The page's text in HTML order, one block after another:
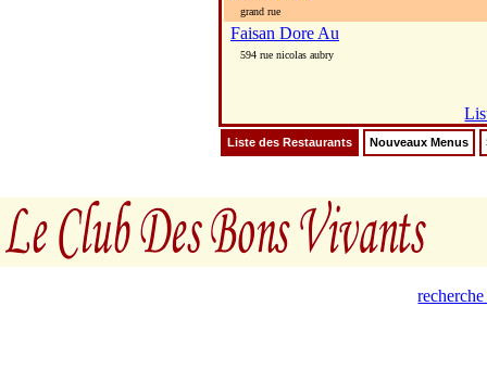
grand rue
Faisan Dore Au
594 rue nicolas aubry
Liste des Restaurants Nouveaux Menus